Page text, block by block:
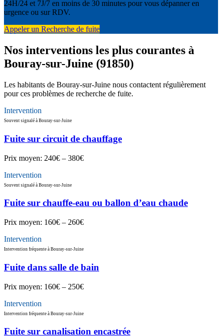
24H/24 et 7J/7 en moins de 30 minutes pour vous dépanner en
urgence ou sur RDV.
Appeler un Recherche de fuite
Nos interventions les plus courantes à
Bouray-sur-Juine (91850)
Les habitants de Bouray-sur-Juine nous contactent régulièrement
pour ces problèmes de recherche de fuite.
Intervention
Souvent signalé à Bouray-sur-Juine
Fuite sur circuit de chauffage
Prix moyen: 240€ – 380€
Intervention
Souvent signalé à Bouray-sur-Juine
Fuite sur chauffe-eau ou ballon d’eau chaude
Prix moyen: 160€ – 260€
Intervention
Intervention fréquente à Bouray-sur-Juine
Fuite dans salle de bain
Prix moyen: 160€ – 250€
Intervention
Intervention fréquente à Bouray-sur-Juine
Fuite sur canalisation encastrée